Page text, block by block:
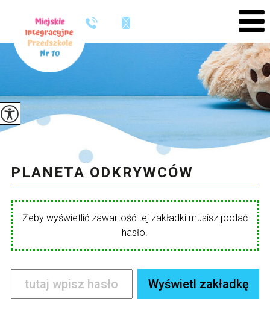
PLANETA ODKRYWCÓW
Żeby wyświetlić zawartość tej zakładki musisz podać
hasło.